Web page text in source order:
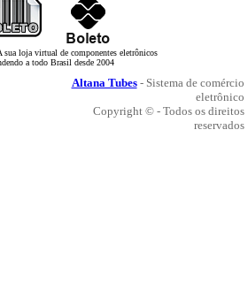
sua loja virtual de componentes eletrônicos
a todo Brasil desde 2004
Altana Tubes- Sistema de comércio
eletrônico
Copyright © - Todos os direitos
reservados